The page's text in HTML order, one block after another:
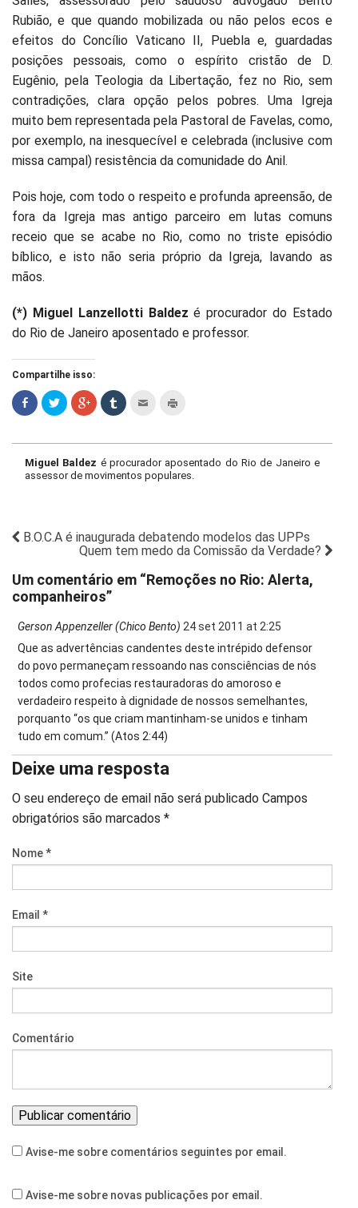
Rubião, e que quando mobilizada ou não pelos ecos e
efeitos do Concílio Vaticano II, Puebla e, guardadas
posições pessoais, como o espírito cristão de D.
Eugênio, pela Teologia da Libertação, fez no Rio, sem
contradições, clara opção pelos pobres. Uma Igreja
muito bem representada pela Pastoral de Favelas, como,
por exemplo, na inesquecível e celebrada (inclusive com
missa campal) resistência da comunidade do Anil.
Pois hoje, com todo o respeito e profunda apreensão, de
fora da Igreja mas antigo parceiro em lutas comuns
receio que se acabe no Rio, como no triste episódio
bíblico, e isto não seria próprio da Igreja, lavando as
mãos.
(*) Miguel Lanzellotti Baldez é procurador do Estado
do Rio de Janeiro aposentado e professor.
Compartilhe isso:
Miguel Baldez é procurador aposentado do Rio de Janeiro e
assessor de movimentos populares.
B.O.C.A é inaugurada debatendo modelos das UPPs
Quem tem medo da Comissão da Verdade?
Um comentário em “Remoções no Rio: Alerta,
companheiros”
Gerson Appenzeller (Chico Bento) 24 set 2011 at 2:25
Que as advertências candentes deste intrépido defensor
do povo permaneçam ressoando nas consciências de nós
todos como profecias restauradoras do amoroso e
verdadeiro respeito à dignidade de nossos semelhantes,
porquanto “os que criam mantinham-se unidos e tinham
tudo em comum.” (Atos 2:44)
Deixe uma resposta
O seu endereço de email não será publicado Campos
obrigatórios são marcados *
Nome*
Email *
Site
Comentário
Avise-me sobre comentários seguintes por email.
Avise-me sobre novas publicações por email.